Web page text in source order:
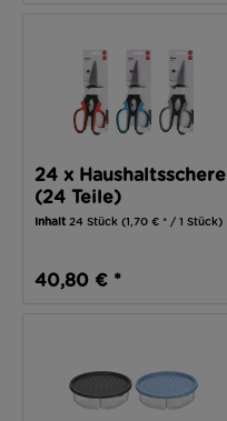
24 x Haushaltsschere
(24 Teile)
Inhalt 24 Stück(1,70 € * / 1 Stück)
40,80 € *